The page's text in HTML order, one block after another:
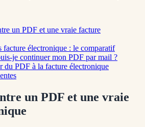
un PDF et une vraie facture
facture électronique : le comparatif
je continuer mon PDF par mail ?
du PDF à la facture électronique
un PDF et une vraie